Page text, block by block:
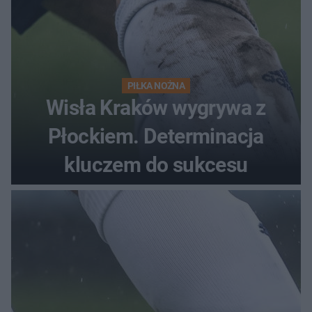
PIŁKA NOŻNA
Wisła Kraków wygrywa z
Płockiem. Determinacja
kluczem do sukcesu